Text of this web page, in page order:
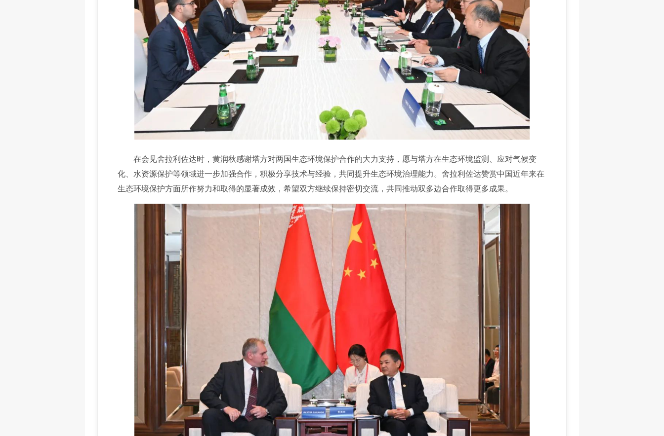
在会见舍拉利佐达时，黄润秋感谢塔方对两国生态环境保护合作的大力支持，愿与塔方在生态环境监测、应对气候变
化、水资源保护等领域进一步加强合作，积极分享技术与经验，共同提升生态环境治理能力。舍拉利佐达赞赏中国近年来在
生态环境保护方面所作努力和取得的显著成效，希望双方继续保持密切交流，共同推动双多边合作取得更多成果。